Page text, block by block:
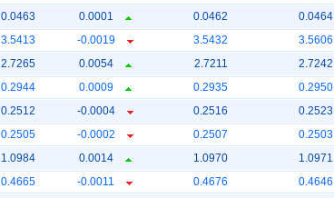
0.0463 0.0001 0.0462
0.0464
3.5413 -0.0019 3.5432
3.5606
2.7265 0.0054 2.7211
2.7242
0.2944 0.0009 0.2935
0.2950
0.2512 -0.0004 0.2516
0.2523
0.2505 -0.0002 0.2507
0.2503
1.0984 0.0014 1.0970
1.0971
0.4665 -0.0011 0.4676
0.4646